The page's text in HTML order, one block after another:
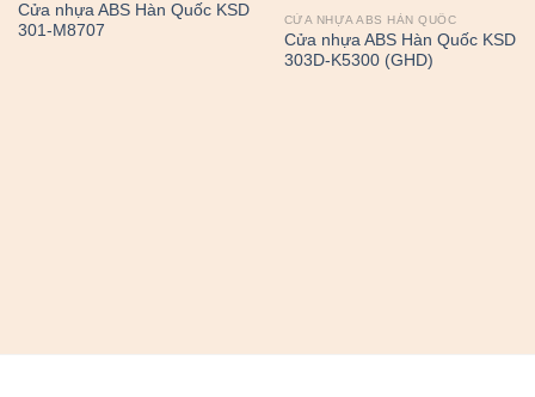
Cửa nhựa ABS Hàn Quốc KSD
301-M8707
CỬA NHỰA ABS HÀN QUỐC
Cửa nhựa ABS Hàn Quốc KSD
303D-K5300 (GHD)